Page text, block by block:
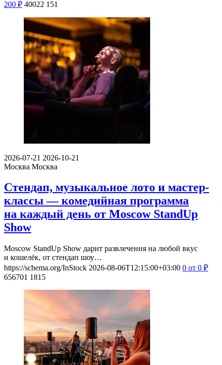
200 ₽ 40022 151
2026-07-21 2026-10-21
Москва Москва
Стендап, музыкальное лото и мастер-
классы — комедийная программа
на каждый день от Moscow StandUp
Show
Moscow StandUp Show дарит развлечения на любой вкус
и кошелёк, от стендап шоу…
https://schema.org/InStock 2026-08-06T12:15:00+03:00 0 от 0 ₽
656701 1815